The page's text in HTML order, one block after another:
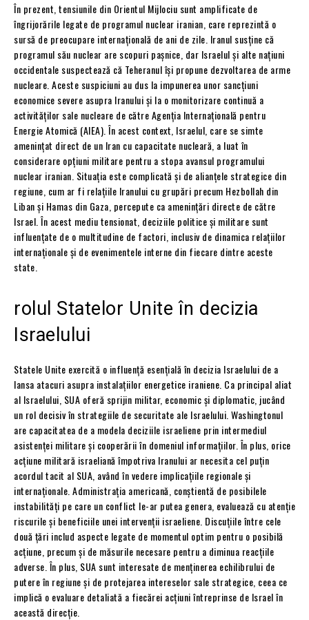
În prezent, tensiunile din Orientul Mijlociu sunt amplificate de
îngrijorările legate de programul nuclear iranian, care reprezintă o
sursă de preocupare internațională de ani de zile. Iranul susține că
programul său nuclear are scopuri pașnice, dar Israelul și alte națiuni
occidentale suspectează că Teheranul își propune dezvoltarea de arme
nucleare. Aceste suspiciuni au dus la impunerea unor sancțiuni
economice severe asupra Iranului și la o monitorizare continuă a
activităților sale nucleare de către Agenția Internațională pentru
Energie Atomică (AIEA). În acest context, Israelul, care se simte
amenințat direct de un Iran cu capacitate nucleară, a luat în
considerare opțiuni militare pentru a stopa avansul programului
nuclear iranian. Situația este complicată și de alianțele strategice din
regiune, cum ar fi relațiile Iranului cu grupări precum Hezbollah din
Liban și Hamas din Gaza, percepute ca amenințări directe de către
Israel. În acest mediu tensionat, deciziile politice și militare sunt
influențate de o multitudine de factori, inclusiv de dinamica relațiilor
internaționale și de evenimentele interne din fiecare dintre aceste
state.
rolul Statelor Unite în decizia
Israelului
Statele Unite exercită o influență esențială în decizia Israelului de a
lansa atacuri asupra instalațiilor energetice iraniene. Ca principal aliat
al Israelului, SUA oferă sprijin militar, economic și diplomatic, jucând
un rol decisiv în strategiile de securitate ale Israelului. Washingtonul
are capacitatea de a modela deciziile israeliene prin intermediul
asistenței militare și cooperării în domeniul informațiilor. În plus, orice
acțiune militară israeliană împotriva Iranului ar necesita cel puțin
acordul tacit al SUA, având în vedere implicațiile regionale și
internaționale. Administrația americană, conștientă de posibilele
instabilități pe care un conflict le-ar putea genera, evaluează cu atenție
riscurile și beneficiile unei intervenții israeliene. Discuțiile între cele
două țări includ aspecte legate de momentul optim pentru o posibilă
acțiune, precum și de măsurile necesare pentru a diminua reacțiile
adverse. În plus, SUA sunt interesate de menținerea echilibrului de
putere în regiune și de protejarea intereselor sale strategice, ceea ce
implică o evaluare detaliată a fiecărei acțiuni întreprinse de Israel în
această direcție.